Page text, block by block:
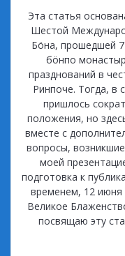
Эта статья
Шестой
Бöна, прошедшей
бöнпо
празднований в
Ринпоче. Тогда, в
пришлось
положения, но
вместе с
вопросы,
моей
подготовка к
временем, 12 июня
Великое
посвящаю эту